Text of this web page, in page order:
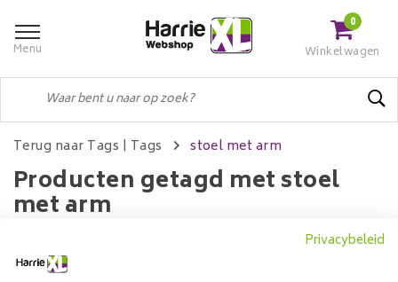
Menu
0
Winkelwagen
Terug naar Tags | Tags stoel met arm
Producten getagd met stoel
met arm
Privacybeleid